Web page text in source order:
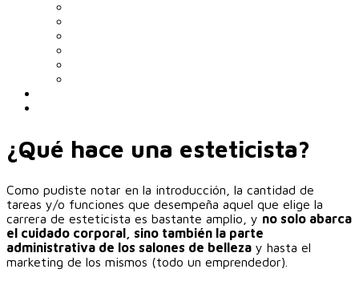
‎¿Qué hace una esteticista?‎
‎Como pudiste notar en la introducción, la cantidad de
tareas y/o funciones que desempeña aquel que elige la
carrera de esteticista es bastante amplio, y no solo abarca
el cuidado corporal, sino también la parte
administrativa de los salones de belleza y hasta el
marketing de los mismos (todo un emprendedor).‎